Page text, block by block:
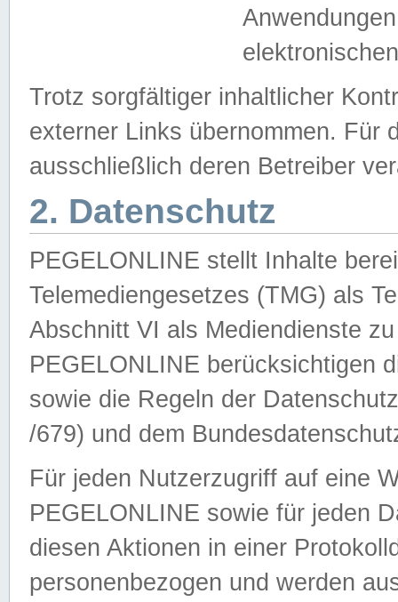
Trotz sorgfältiger inhaltlicher
externer Links übernommen. Für
ausschließlich deren Betreiber
2. Datenschutz
PEGELONLINE stellt Inhalte
Telemediengesetzes (TMG) als
Abschnitt VI als Mediendienste
PEGELONLINE berücksichtigen
sowie die Regeln der
/679) und dem
Für jeden Nutzerzugriff auf eine
PEGELONLINE sowie für jeden
diesen Aktionen in einer
personenbezogen und werden